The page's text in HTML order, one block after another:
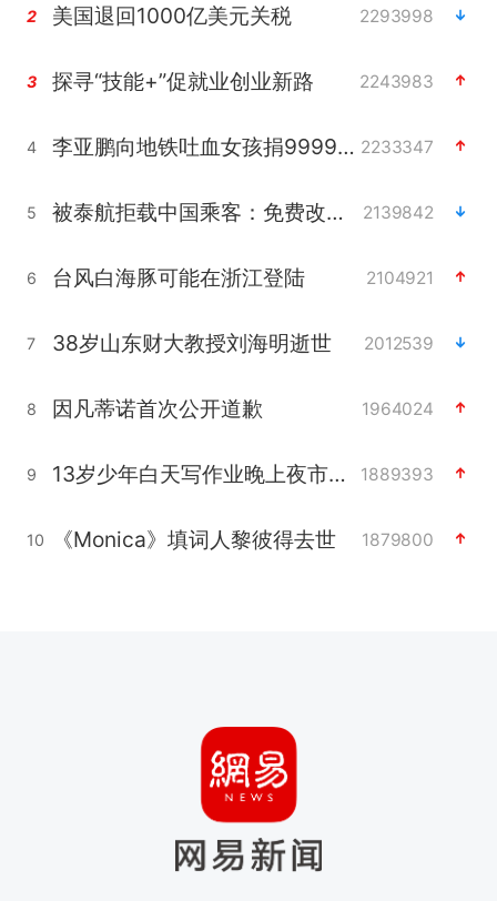
2 美国退回1000亿美元关税 2293998
3 探寻“技能+”促就业创业新路 2243983
4 李亚鹏向地铁吐血女孩捐99999元 2233347
5 被泰航拒载中国乘客：免费改签没兑现 2139842
6 台风白海豚可能在浙江登陆 2104921
7 38岁山东财大教授刘海明逝世 2012539
8 因凡蒂诺首次公开道歉 1964024
9 13岁少年白天写作业晚上夜市炒粉 1889393
10 《Monica》填词人黎彼得去世 1879800